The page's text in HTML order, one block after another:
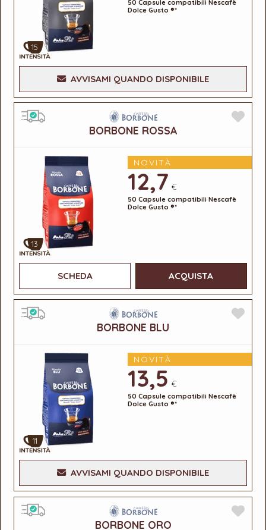
15
50 Capsule compatibili Nescafè
Dolce Gusto ®*
AVVISAMI QUANDO DISPONIBILE
BORBONE ROSSA
13
NOVITÀ
12,7 €
50 Capsule compatibili Nescafè
Dolce Gusto ®*
SCHEDA ACQUISTA
BORBONE BLU
11
NOVITÀ
13,5 €
50 Capsule compatibili Nescafè
Dolce Gusto ®*
AVVISAMI QUANDO DISPONIBILE
BORBONE ORO